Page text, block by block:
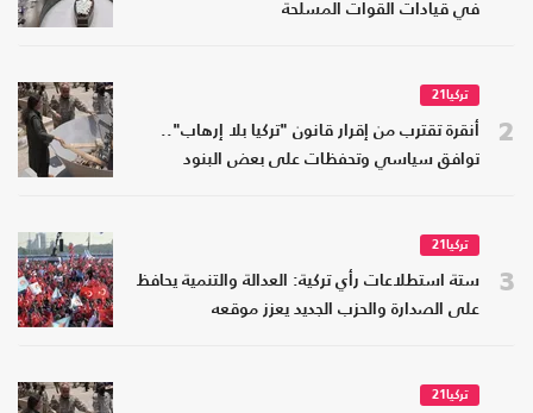
في قيادات القوات المسلحة
2
تركيا21
أنقرة تقترب من إقرار قانون "تركيا بلا إرهاب"..
توافق سياسي وتحفظات على بعض البنود
3
تركيا21
ستة استطلاعات رأي تركية: العدالة والتنمية يحافظ
على الصدارة والحزب الجديد يعزز موقعه
تركيا21